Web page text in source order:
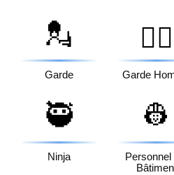
💂
Garde
💂‍♂️
Garde
🥷
Ninja
👷
Personnel